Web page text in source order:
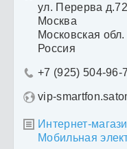
ул. Перерва д.72
Москва
Московская обл.
Россия
 +7 (925) 504-96-
vip-
 Интернет-
Мобильная